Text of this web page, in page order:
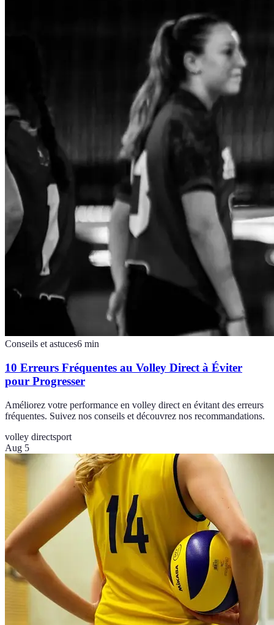
Conseils et astuces6 min
10 Erreurs Fréquentes au Volley Direct à Éviter
pour Progresser
Améliorez votre performance en volley direct en évitant des erreurs
fréquentes. Suivez nos conseils et découvrez nos recommandations.
volley directsport
Aug 5